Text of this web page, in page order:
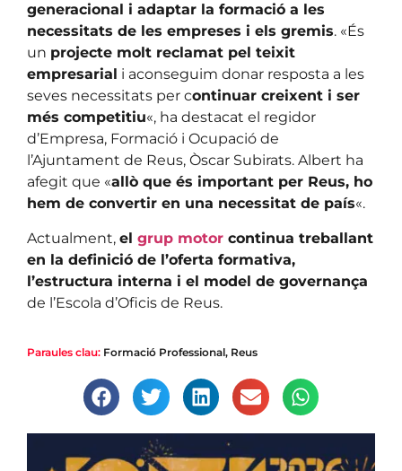
generacional i adaptar la formació a les
necessitats de les empreses i els gremis. «És
un projecte molt reclamat pel teixit
empresarial i aconseguim donar resposta a les
seves necessitats per continuar creixent i ser
més competitiu«, ha destacat el regidor
d’Empresa, Formació i Ocupació de
l’Ajuntament de Reus, Òscar Subirats. Albert ha
afegit que «allò que és important per Reus, ho
hem de convertir en una necessitat de país«.
Actualment, el grup motor continua treballant
en la definició de l’oferta formativa,
l’estructura interna i el model de governança
de l’Escola d’Oficis de Reus.
Paraules clau: Formació Professional, Reus